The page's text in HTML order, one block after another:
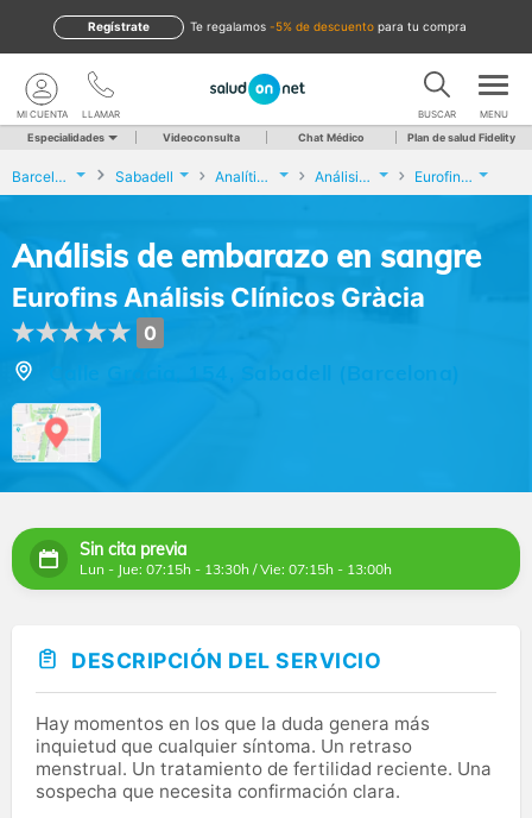
te regalamos -5% de descuento para tu compra
Regístrate
LLAMAR
MI CUENTA BUSCAR MENU
Especialidades Videoconsulta Chat Médico Plan de salud Fidelity
Barcelona Sabadell Analíticas y Genética Análisis de embarazo en sangre Eurofins Análisis Clínicos Gràcia
Análisis de embarazo en sangre
Eurofins Análisis Clínicos Gràcia
0
Calle Gracia, 154, Sabadell (Barcelona)
Sin cita previa
Lun - Jue: 07:15h - 13:30h / Vie: 07:15h - 13:00h
DESCRIPCIÓN DEL SERVICIO
Hay momentos en los que la duda genera más
inquietud que cualquier síntoma. Un retraso
menstrual. Un tratamiento de fertilidad reciente. Una
sospecha que necesita confirmación clara.